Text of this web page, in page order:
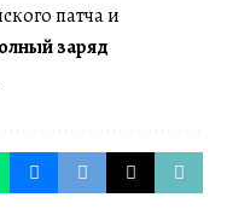
патча и
заряд